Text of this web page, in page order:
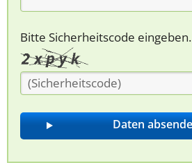
Bitte Sicherheitscode eingeben.